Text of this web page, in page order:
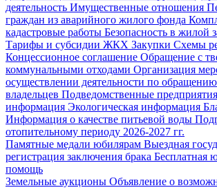
деятельность Имущественные отношения
граждан из аварийного жилого фонда
кадастровые работы Безопасность в жилой
Тарифы и субсидии ЖКХ Закупки Схемы
Концессионное соглашение Обращение с
коммунальными отходами Организация
осуществлении деятельности по
владельцев Подведомственные предприятия
информация Экологическая информация
Информация о качестве питьевой воды
отопительному периоду 2026-2027 гг.
Памятные медали юбилярам Выездная
регистрация заключения брака Бесплатная
помощь
Земельные аукционы Объявление о